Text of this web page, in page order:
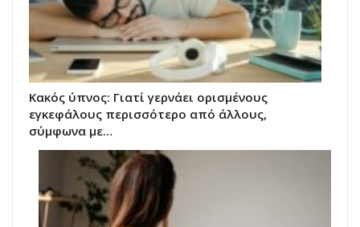
Κακός ύπνος: Γιατί γερνάει ορισμένους
εγκεφάλους περισσότερο από άλλους,
σύμφωνα με…